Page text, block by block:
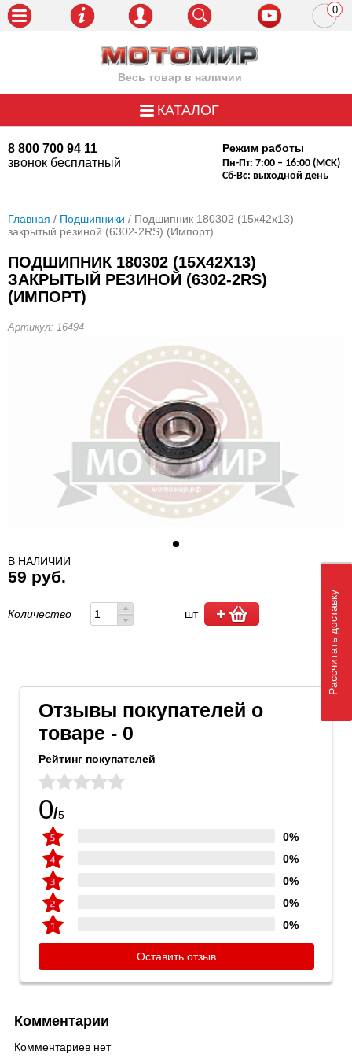
Весь товар в наличии
8 800 700 94 11
звонок бесплатный
Режим работы
Пн-Пт: 7:00 – 16:00 (МСК)
Сб-Вс: выходной день
0
КАТАЛОГ
Главная / Подшипники / Подшипник 180302 (15x42x13)
закрытый резиной (6302-2RS) (Импорт)
ПОДШИПНИК 180302 (15X42X13)
ЗАКРЫТЫЙ РЕЗИНОЙ (6302-2RS)
(ИМПОРТ)
Артикул: 16494
В НАЛИЧИИ
59 руб.
Количество шт
Отзывы покупателей о
товаре - 0
Рейтинг покупателей
0/5
0%
0%
0%
0%
0%
Оставить отзыв
Комментарии
Комментариев нет
Рассчитать доставку